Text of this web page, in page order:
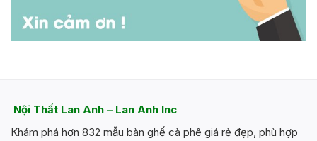
Nội Thất Lan Anh – Lan Anh Inc
Khám phá hơn 832 mẫu bàn ghế cà phê giá rẻ đẹp, phù hợp